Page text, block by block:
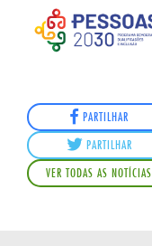
PARTILHAR
PARTILHAR
VER TODAS AS NOTÍCIAS